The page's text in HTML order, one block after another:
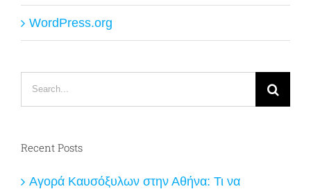
WordPress.org
Recent Posts
Αγορά Καυσόξυλων στην Αθήνα: Τι να